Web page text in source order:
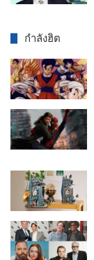
กำลังฮิต